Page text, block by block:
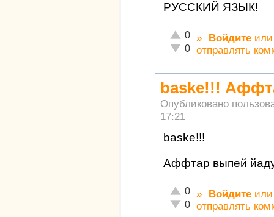
РУССКИЙ ЯЗЫК!
Отлично!
0
Неадекватно!
0
» Войдите
отправлять
baske!!!
Опубликовано
17:21
baske!!!
Аффтар выпей
Отлично!
0
Неадекватно!
0
» Войдите
отправлять